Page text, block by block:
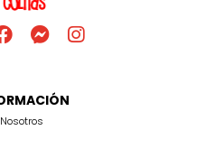
Nosotros